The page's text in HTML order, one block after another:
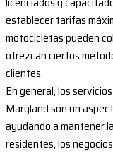
establecer tarifas
motocicletas pueden
ofrezcan ciertos
clientes.
En general, los
Maryland son un
ayudando a mantener
residentes, los